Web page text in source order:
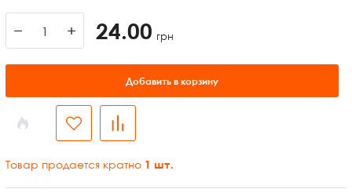
− + 24.00 грн
Добавить в корзину
Товар продается кратно 1 шт.